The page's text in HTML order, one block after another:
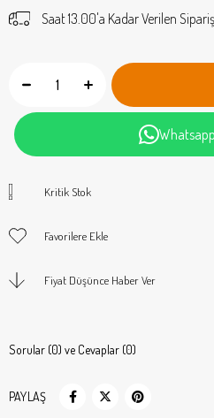
Saat 13.00'a Kadar Verilen
Kritik Stok
Favorilere Ekle
Fiyat Düşünce Haber Ver
Sorular (0) ve Cevaplar (0)
PAYLAŞ